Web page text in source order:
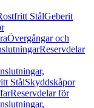
StålGeberit
Övergångar och
Reservdelar
StålSkyddskåpor
Reservdelar för